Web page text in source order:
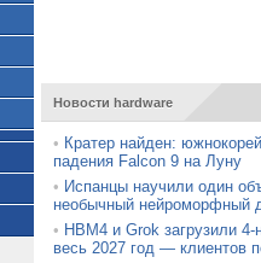
Новости hardware
• Кратер найден:
падения Falcon 9 на Луну
• Испанцы научили один
необычный нейроморфный
• HBM4 и Grok загрузили
весь 2027 год — клиентов